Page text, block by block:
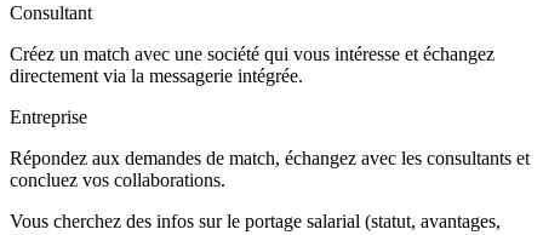
Consultant
Créez un match avec une société qui vous intéresse et échangez
directement via la messagerie intégrée.
Entreprise
Répondez aux demandes de match, échangez avec les consultants et
concluez vos collaborations.
Vous cherchez des infos sur le portage salarial (statut, avantages,